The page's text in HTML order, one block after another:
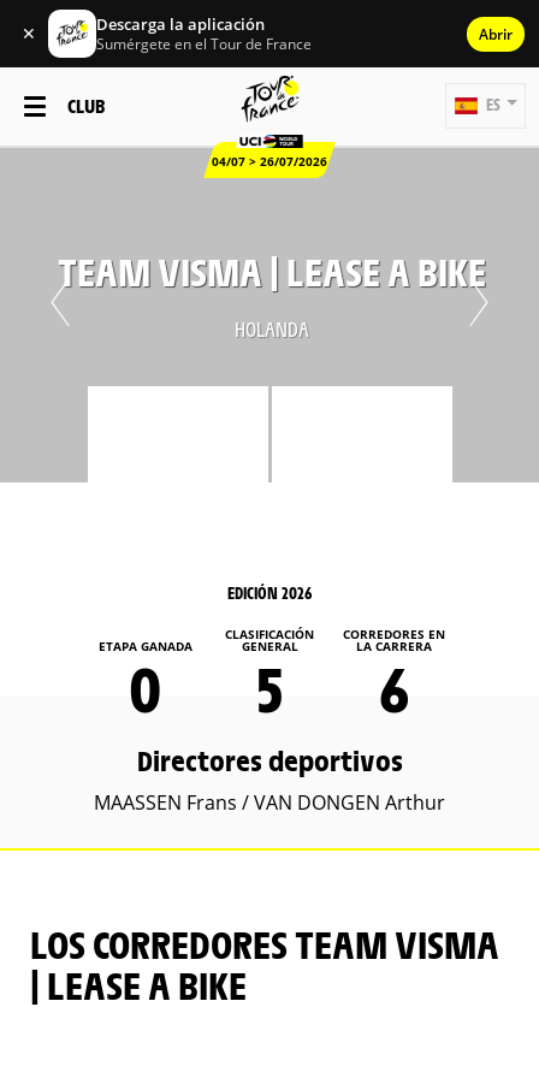
✕ Descarga la aplicación
Sumérgete en el Tour de France Abrir
CLUB
04/07 > 26/07/2026
ES
TEAM VISMA | LEASE A BIKE
HOLANDA
EDICIÓN 2026
ETAPA GANADA
0
CLASIFICACIÓN
GENERAL
5
CORREDORES EN
LA CARRERA
6
Directores deportivos
MAASSEN Frans / VAN DONGEN Arthur
LOS CORREDORES TEAM VISMA
| LEASE A BIKE